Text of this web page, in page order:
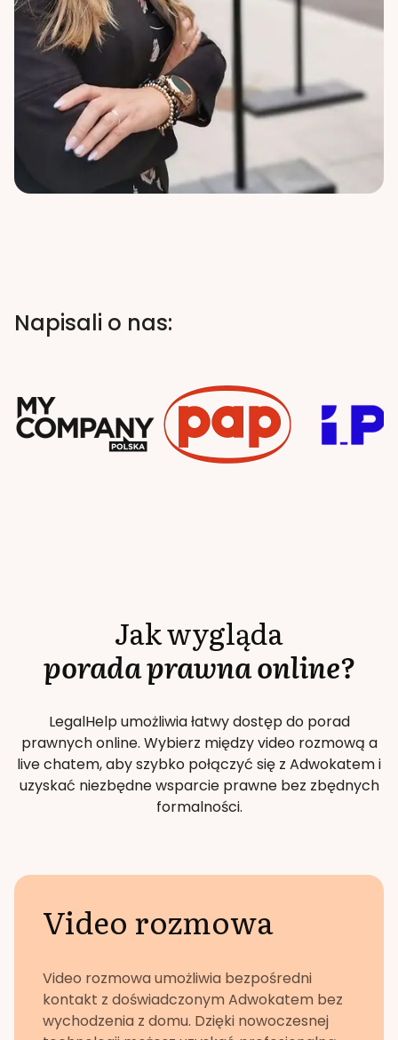
Napisali o nas:
Jak wygląda
porada prawna online?
LegalHelp umożliwia łatwy dostęp do porad
prawnych online. Wybierz między video rozmową a
live chatem, aby szybko połączyć się z Adwokatem i
uzyskać niezbędne wsparcie prawne bez zbędnych
formalności.
Video rozmowa
Video rozmowa umożliwia bezpośredni
kontakt z doświadczonym Adwokatem bez
wychodzenia z domu. Dzięki nowoczesnej